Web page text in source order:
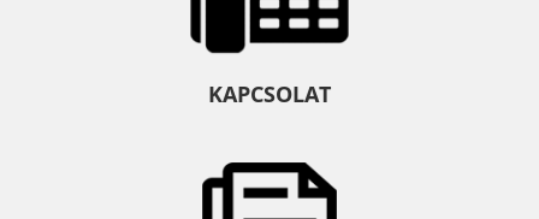
KAPCSOLAT